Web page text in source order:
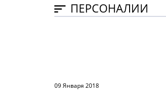
ПЕРСОНАЛИИ
09 Января 2018